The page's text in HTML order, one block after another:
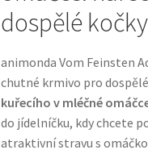
dospělé kočky
animonda Vom Feinsten
chutné krmivo pro
kuřecího v mléčné
do jídelníčku, kdy chcete
atraktivní stravu s